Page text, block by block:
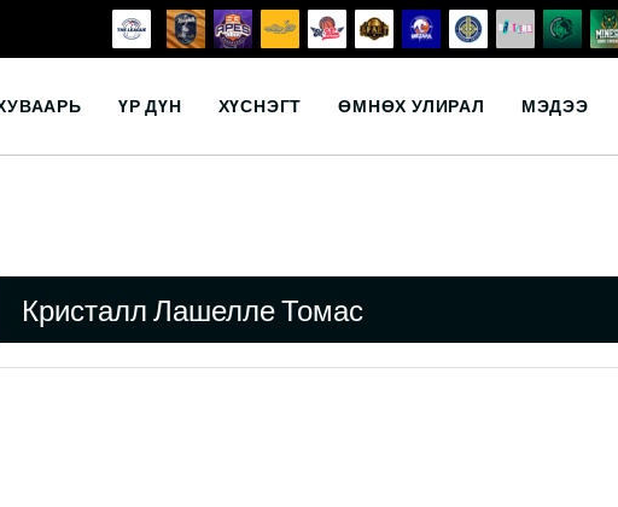
ҮР ДҮН ХҮСНЭГТ ӨМНӨХ УЛИРАЛ МЭДЭЭ
Кристалл Лашелле Томас